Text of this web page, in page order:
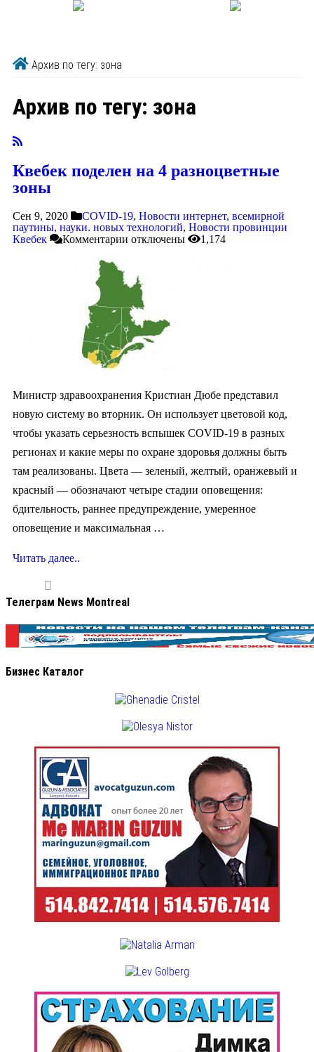
Архив по тегу: зона
Архив по тегу: зона
Квебек поделен на 4 разноцветные
зоны
Сен 9, 2020 COVID-19, Новости интернет, всемирной
паутины, науки. новых технологий, Новости провинции
Квебек
Комментарии отключены 1,174
Министр здравоохранения Кристиан Дюбе представил
новую систему во вторник. Он использует цветовой код,
чтобы указать серьезность вспышек COVID-19 в разных
регионах и какие меры по охране здоровья должны быть
там реализованы. Цвета — зеленый, желтый, оранжевый и
красный — обозначают четыре стадии оповещения:
бдительность, раннее предупреждение, умеренное
оповещение и максимальная …
Читать далее..
Телеграм News Montreal
Бизнес Каталог